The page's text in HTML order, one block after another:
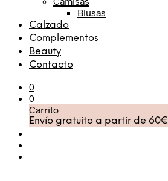
Blusas
Calzado
Complementos
Beauty
Contacto
0
0
Carrito
Envío gratuito a partir de 60€